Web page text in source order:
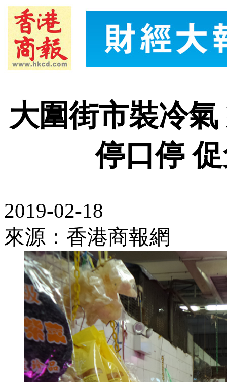
大圍街市裝冷
停口停
2019-02-18
來源：香港商報網